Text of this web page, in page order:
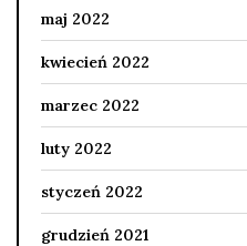
maj 2022
kwiecień 2022
marzec 2022
luty 2022
styczeń 2022
grudzień 2021